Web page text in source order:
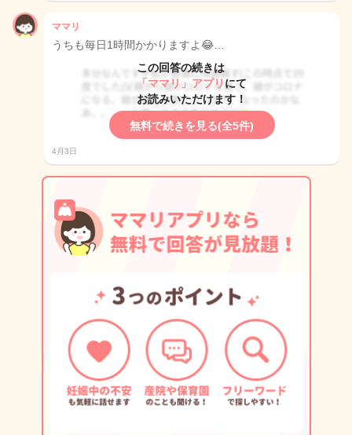
ママリ
うちも毎日1時間かかりますよ😂…
この回答の続きは
「ママリ」アプリ にて
お読みいただけます！
無料で続きを見る(全5件)
4月3日